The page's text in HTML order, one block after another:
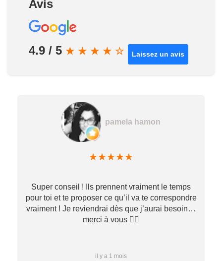
Avis
4.9 / 5 ★ ★ ★ ★ ☆ Laissez un avis
pamela hamon
★★★★★
Super conseil ! Ils prennent vraiment le temps
pour toi et te proposer ce qu’il va te correspondre
vraiment ! Je reviendrai dès que j’aurai besoin…
merci à vous ✌🏼
il y a 1 mois